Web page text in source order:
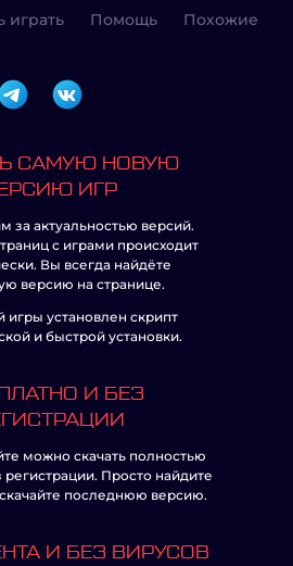
играть Помощь Похожие
САМУЮ НОВУЮ
ИГР
за актуальностью версий.
с играми происходит
Вы всегда найдёте
версию на странице.
игры установлен скрипт
и быстрой установки.
И БЕЗ
можно скачать полностью
регистрации. Просто найдите
последнюю версию.
И БЕЗ ВИРУСОВ